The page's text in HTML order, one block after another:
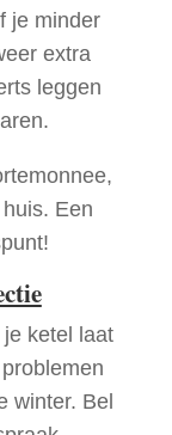
je minder
extra
leggen
Een
ketel laat
winter. Bel